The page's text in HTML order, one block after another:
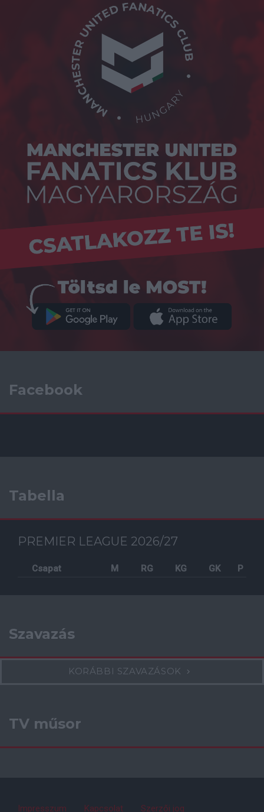
Facebook
Tabella
PREMIER LEAGUE 2026/27
Csapat M RG KG GK P
Szavazás
KORÁBBI SZAVAZÁSOK
TV műsor
Impresszum Kapcsolat Szerzői jog